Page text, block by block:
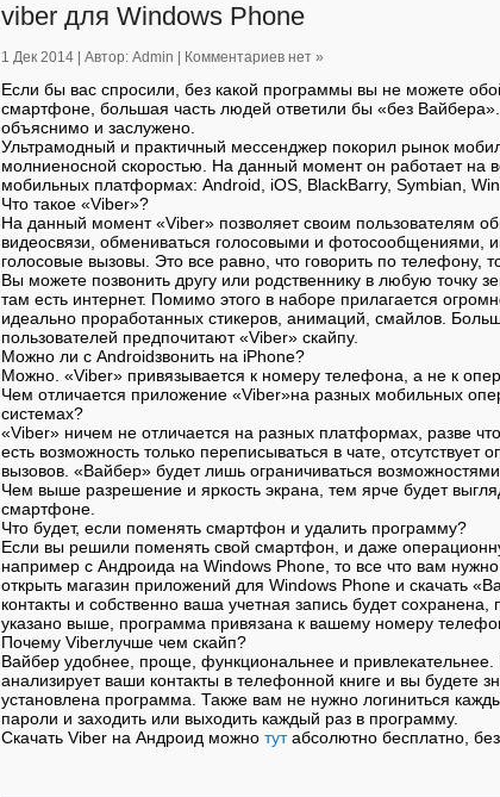
viber для Windows Phone
1 Дек 2014 | Автор: Admin Комментариев нет »
Если бы вас спросили, без какой программы вы не можете
смартфоне, большая часть людей ответили бы «без
объяснимо и заслужено.
Ультрамодный и практичный мессенджер покорил рынок
молниеносной скоростью. На данный момент он работает на
мобильных платформах: Android, iOS, BlackBarry, Symbian,
Что такое «Viber»?
На данный момент «Viber» позволяет своим пользователям
видеосвязи, обмениваться голосовыми и фотосообщениями,
голосовые вызовы. Это все равно, что говорить по телефону,
Вы можете позвонить другу или родственнику в любую точку
там есть интернет. Помимо этого в наборе прилагается
идеально проработанных стикеров, анимаций, смайлов.
пользователей предпочитают «Viber» скайпу.
Можно ли с Androidзвонить на iPhone?
Можно. «Viber» привязывается к номеру телефона, а не к
Чем отличается приложение «Viber»на разных мобильных
системах?
«Viber» ничем не отличается на разных платформах, разве
есть возможность только переписываться в чате, отсутствует
вызовов. «Вайбер» будет лишь ограничиваться возможностями
Чем выше разрешение и яркость экрана, тем ярче будет
смартфоне.
Что будет, если поменять смартфон и удалить программу?
Если вы решили поменять свой смартфон, и даже
например с Андроида на Windows Phone, то все что вам нужно
открыть магазин приложений для Windows Phone и скачать
контакты и собственно ваша учетная запись будет сохранена,
указано выше, программа привязана к вашему номеру
Почему Viberлучше чем скайп?
Вайбер удобнее, проще, функциональнее и
анализирует ваши контакты в телефонной книге и вы будете
установлена программа. Также вам не нужно логиниться
пароли и заходить или выходить каждый раз в программу.
Скачать Viber на Андроид можно тутабсолютно бесплатно,